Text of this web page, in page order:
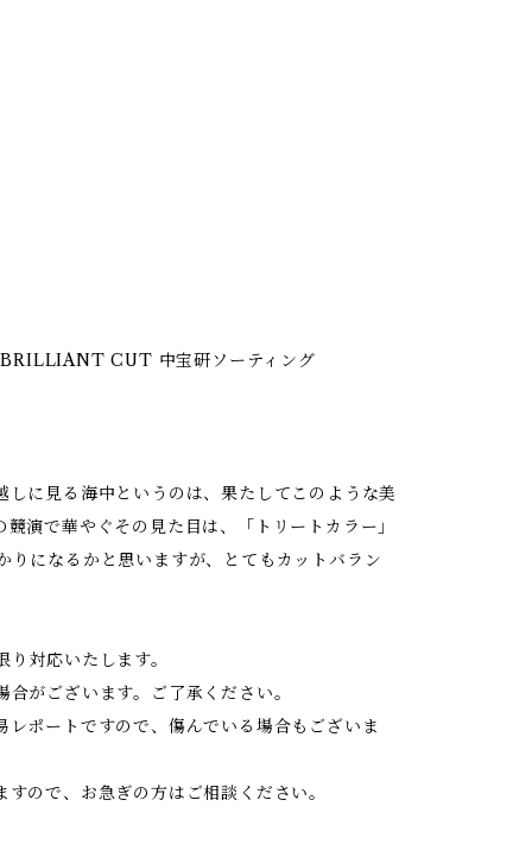
CUT 中宝研ソーティング
に見る海中というのは、果たしてこのような美
演で華やぐその見た目は、「トリートカラー」
になるかと思いますが、とてもカットバラン
対応いたします。
がございます。ご了承ください。
ポートですので、傷んでいる場合もございま
ので、お急ぎの方はご相談ください。